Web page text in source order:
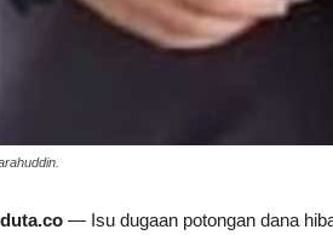
— Isu dugaan potongan dana